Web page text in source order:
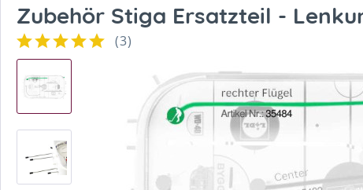
Zubehör Stiga Ersatzteil -
(3)